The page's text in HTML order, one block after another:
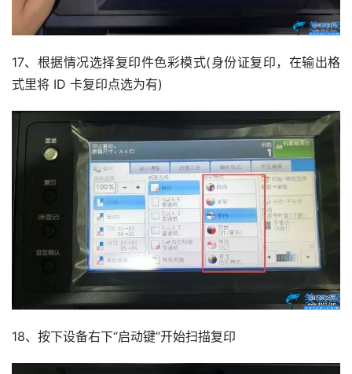
17、根据情况选择复印件色彩模式(身份证复印，在输出格
式里将 ID 卡复印点选为有)
18、按下设备右下“启动键”开始扫描复印